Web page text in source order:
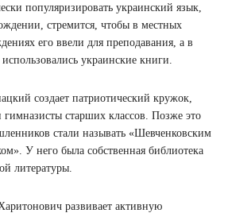
популяризировать украинский язык,
стремится, чтобы в местных
его ввели для преподавания, а в
украинские книги.
создает патриотический кружок,
гимназисты старших классов. Позже это
стали называть «Шевченковским
У него была собственная библиотека
литературы.
развивает активную